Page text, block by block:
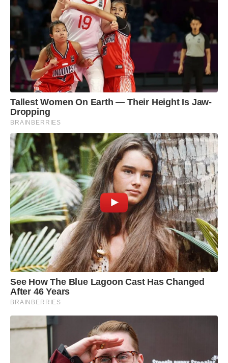
Tallest Women On Earth — Their Height Is Jaw-
Dropping
BRAINBERRIES
See How The Blue Lagoon Cast Has Changed
After 46 Years
BRAINBERRIES